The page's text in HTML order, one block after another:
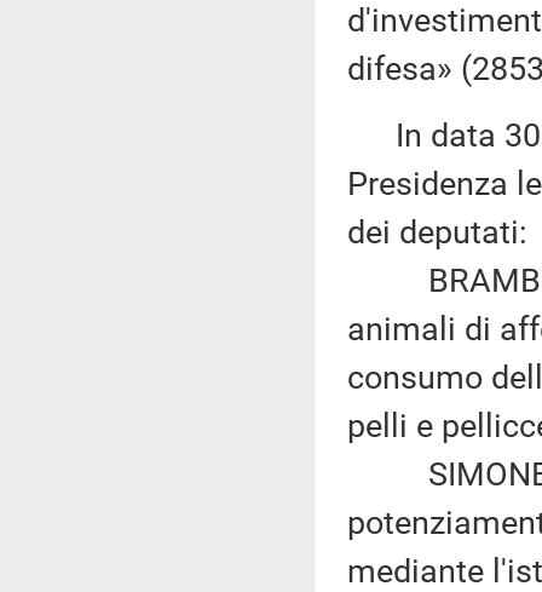
difesa»
In data 30
Presidenza
dei deputati:
animali di
consumo
pelli e
SIMONE
mediante